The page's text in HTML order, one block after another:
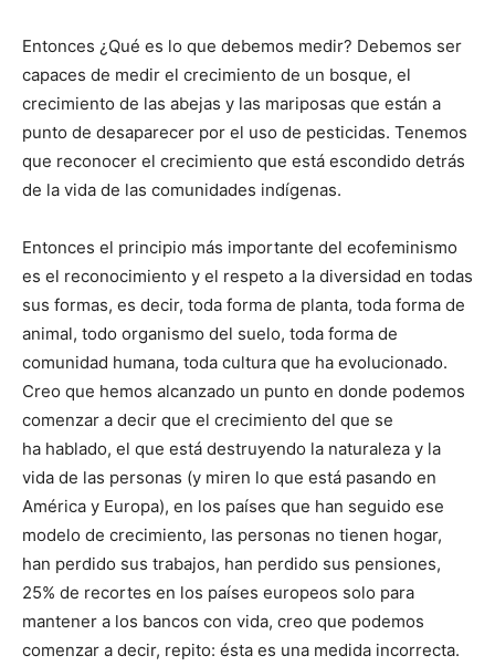
Entonces ¿Qué es lo que debemos medir? Debemos ser
capaces de medir el crecimiento de un bosque, el
crecimiento de las abejas y las mariposas que están a
punto de desaparecer por el uso de pesticidas. Tenemos
que reconocer el crecimiento que está escondido detrás
de la vida de las comunidades indígenas.
Entonces el principio más importante del ecofeminismo
es el reconocimiento y el respeto a la diversidad en todas
sus formas, es decir, toda forma de planta, toda forma de
animal, todo organismo del suelo, toda forma de
comunidad humana, toda cultura que ha evolucionado.
Creo que hemos alcanzado un punto en donde podemos
comenzar a decir que el crecimiento del que se
ha hablado, el que está destruyendo la naturaleza y la
vida de las personas (y miren lo que está pasando en
América y Europa), en los países que han seguido ese
modelo de crecimiento, las personas no tienen hogar,
han perdido sus trabajos, han perdido sus pensiones,
25% de recortes en los países europeos solo para
mantener a los bancos con vida, creo que podemos
comenzar a decir, repito: ésta es una medida incorrecta.